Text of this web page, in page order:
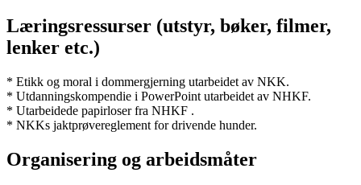
Læringsressurser (utstyr, bøker, filmer,
lenker etc.)
* Etikk og moral i dommergjerning utarbeidet av NKK.
* Utdanningskompendie i PowerPoint utarbeidet av NHKF.
* Utarbeidede papirloser fra NHKF .
* NKKs jaktprøvereglement for drivende hunder.
Organisering og arbeidsmåter